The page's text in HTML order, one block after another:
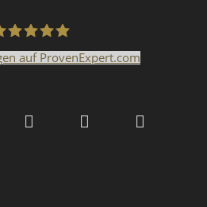
GmbH & Co.KG
auf ProvenExpert.com